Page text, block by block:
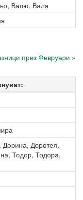
Валю, Валя
през Февруари »
Доротея,
Тодор, Тодора,